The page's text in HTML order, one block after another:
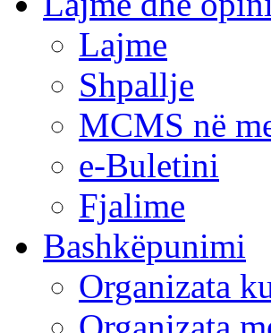
Lajme
Shpallje
MCMS në
e-Buletini
Fjalime
Bashkëpunimi
Organizata